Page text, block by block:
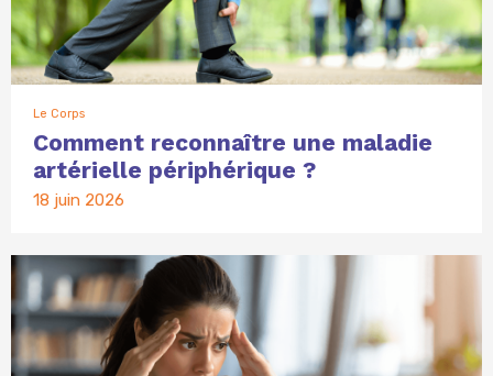
Le Corps
Comment reconnaître une maladie
artérielle périphérique ?
18 juin 2026